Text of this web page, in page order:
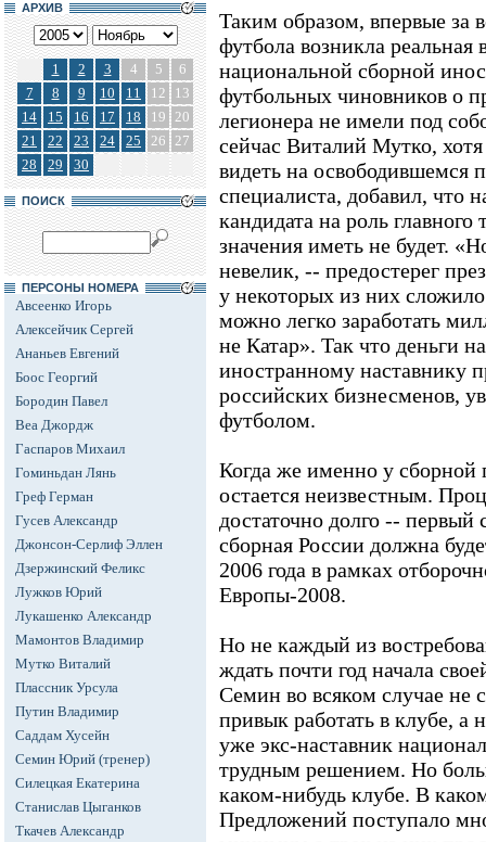
АРХИВ
1 2 3 4 5
6
7
8 9 10 11 12
13
14
15 16 17 18 19 20
21
22 23 24 25 26 27
28
29 30
ПОИСК
ПЕРСОНЫ НОМЕРА
Авсеенко Игорь
Алексейчик Сергей
Ананьев Евгений
Боос Георгий
Бородин Павел
Веа Джордж
Гаспаров Михаил
Гоминьдан Лянь
Греф Герман
Гусев Александр
Джонсон-Серлиф Эллен
Дзержинский Феликс
Лужков Юрий
Лукашенко Александр
Мамонтов Владимир
Мутко Виталий
Плассник Урсула
Путин Владимир
Саддам Хусейн
Семин Юрий (тренер)
Силецкая Екатерина
Станислав Цыганков
Ткачев Александр
Таким образом, впервые за
футбола возникла реальная
национальной сборной
футбольных чиновников о
легионера не имели под
сейчас Виталий Мутко,
видеть на освободившемся
специалиста, добавил, что
кандидата на роль
значения иметь не будет.
невелик, -- предостерег
у некоторых из них
можно легко заработать
не Катар». Так что деньги
иностранному наставнику
российских бизнесменов,
футболом.
Когда же именно у сборной
остается неизвестным.
достаточно долго --
сборная России должна
2006 года в рамках
Европы-2008.
Но не каждый из
ждать почти год начала
Семин во всяком случае не
привык работать в клубе, а
уже экс-наставник
трудным решением. Но
каком-нибудь клубе. В
Предложений поступало